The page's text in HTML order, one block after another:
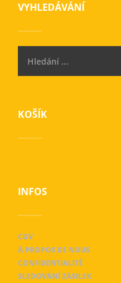
VYHLEDÁVÁNÍ
KOŠÍK
INFOS
CGV
À PROPOS DE NOUS
CONFIDENTIALITÉ
SLEDOVÁNÍ ZÁSILEK